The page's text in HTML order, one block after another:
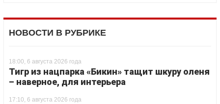
НОВОСТИ В РУБРИКЕ
18:00, 6 августа 2026 года
Тигр из нацпарка «Бикин» тащит шкуру оленя
– наверное, для интерьера
17:10, 6 августа 2026 года